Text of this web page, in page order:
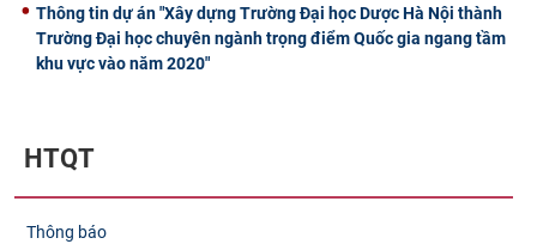
Thông tin dự án "Xây dựng Trường Đại học Dược Hà Nội thành
Trường Đại học chuyên ngành trọng điểm Quốc gia ngang tầm
khu vực vào năm 2020"
HTQT
Thông báo